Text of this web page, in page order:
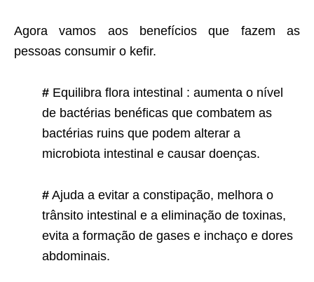
Agora vamos aos benefícios que fazem as
pessoas consumir o kefir.
# Equilibra flora intestinal : aumenta o nível
de bactérias benéficas que combatem as
bactérias ruins que podem alterar a
microbiota intestinal e causar doenças.
# Ajuda a evitar a constipação, melhora o
trânsito intestinal e a eliminação de toxinas,
evita a formação de gases e inchaço e dores
abdominais.